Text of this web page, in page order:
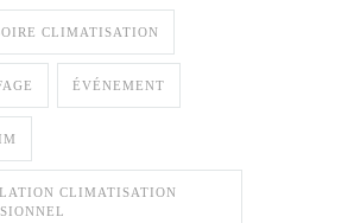
CLIMATISATION
ÉVÉNEMENT
CLIMATISATION